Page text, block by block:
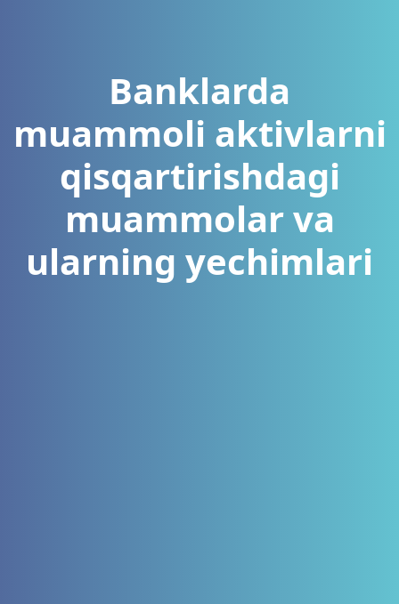
Banklarda
muammoli aktivlarni
qisqartirishdagi
muammolar va
ularning yechimlari